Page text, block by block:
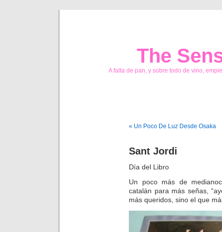
The
A falta de pan, y sobre todo de vino,
« Un Poco De Luz Desde Osaka
Sant Jordi
Día del Libro
Un poco más de
catalán para más señas,
más queridos, sino el que